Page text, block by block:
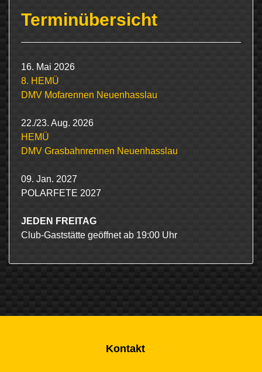
Terminübersicht
16. Mai 2026
8. HEMÜ
DMV Mofarennen Neuenhasslau
22./23. Aug. 2026
HEMÜ
DMV Grasbahnrennen Neuenhasslau
09. Jan. 2027
POLARFETE 2027
JEDEN FREITAG
Club-Gaststätte geöffnet ab 19:00 Uhr
Kontakt